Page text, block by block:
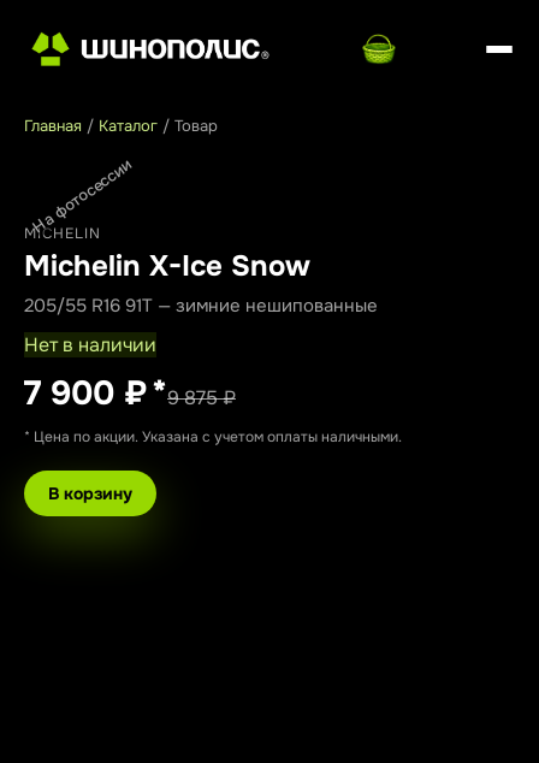
Главная / Каталог / Товар
На фотосессии
MICHELIN
Michelin X-Ice Snow
205/55 R16 91T — зимние нешипованные
Нет в наличии
7 900 ₽*9 875 ₽
* Цена по акции. Указана с учетом оплаты наличными.
В корзину